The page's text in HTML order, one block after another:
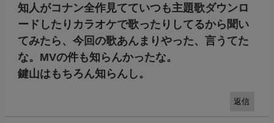
知人がコナン全作見てていつも主題歌ダウンロ
ードしたりカラオケで歌ったりしてるから聞い
てみたら、今回の歌あんまりやった、言うてた
な。MVの件も知らんかったな。
鍵山はもちろん知らんし。
返信